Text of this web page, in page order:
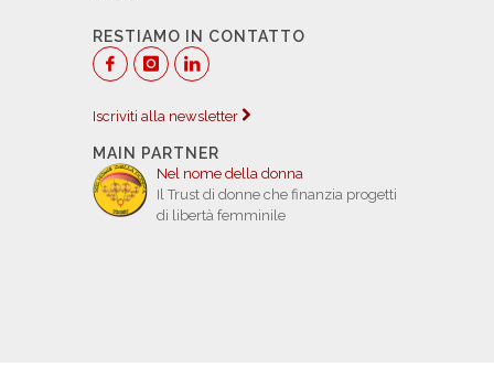
RESTIAMO IN CONTATTO
Iscriviti alla newsletter
MAIN PARTNER
Nel nome della donna
Il Trust di donne che finanzia progetti
di libertà femminile